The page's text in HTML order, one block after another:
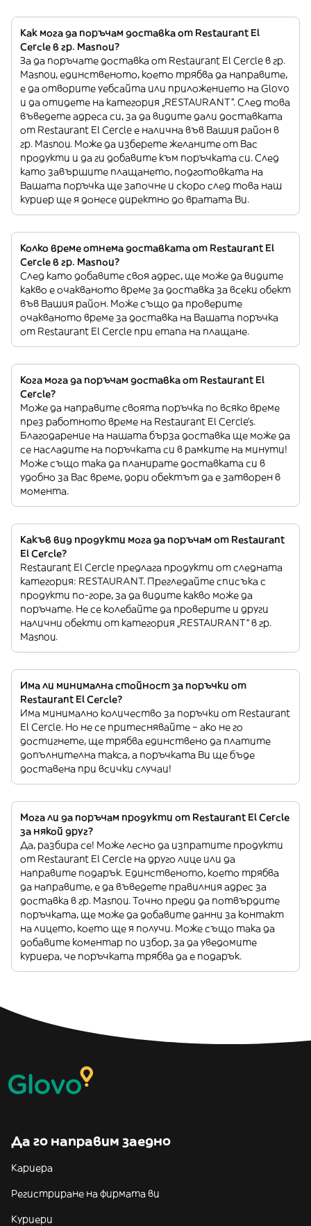
Как мога да поръчам доставка от Restaurant El
Cercle в гр. Masnou?
За да поръчате доставка от Restaurant El Cercle в гр.
Masnou, единственото, което трябва да направите,
е да отворите уебсайта или приложението на Glovo
и да отидете на категория „RESTAURANT”. След това
въведете адреса си, за да видите дали доставката
от Restaurant El Cercle е налична във Вашия район в
гр. Masnou. Може да изберете желаните от Вас
продукти и да ги добавите към поръчката си. След
като завършите плащането, подготовката на
Вашата поръчка ще започне и скоро след това наш
куриер ще я донесе директно до вратата Ви.
Колко време отнема доставката от Restaurant El
Cercle в гр. Masnou?
След като добавите своя адрес, ще може да видите
какво е очакваното време за доставка за всеки обект
във Вашия район. Може също да проверите
очакваното време за доставка на Вашата поръчка
от Restaurant El Cercle при етапа на плащане.
Кога мога да поръчам доставка от Restaurant El
Cercle?
Може да направите своята поръчка по всяко време
през работното време на Restaurant El Cercle’s.
Благодарение на нашата бърза доставка ще може да
се насладите на поръчката си в рамките на минути!
Може също така да планирате доставката си в
удобно за Вас време, дори обектът да е затворен в
момента.
Какъв вид продукти мога да поръчам от Restaurant
El Cercle?
Restaurant El Cercle предлага продукти от следната
категория: RESTAURANT. Прегледайте списъка с
продукти по-горе, за да видите какво може да
поръчате. Не се колебайте да проверите и други
налични обекти от категория „RESTAURANT“ в гр.
Masnou.
Има ли минимална стойност за поръчки от
Restaurant El Cercle?
Има минимално количество за поръчки от Restaurant
El Cercle. Но не се притеснявайте – ако не го
достигнете, ще трябва единствено да платите
допълнителна такса, а поръчката Ви ще бъде
доставена при всички случаи!
Мога ли да поръчам продукти от Restaurant El Cercle
за някой друг?
Да, разбира се! Може лесно да изпратите продукти
от Restaurant El Cercle на друго лице или да
направите подарък. Единственото, което трябва
да направите, е да въведете правилния адрес за
доставка в гр. Masnou. Точно преди да потвърдите
поръчката, ще може да добавите данни за контакт
на лицето, което ще я получи. Може също така да
добавите коментар по избор, за да уведомите
куриера, че поръчката трябва да е подарък.
Да го направим заедно
Кариера
Регистриране на фирмата ви
Куриери